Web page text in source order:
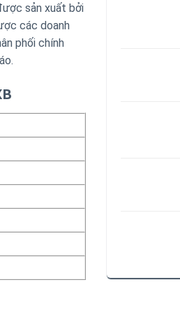
sản xuất bởi
các doanh
phối chính